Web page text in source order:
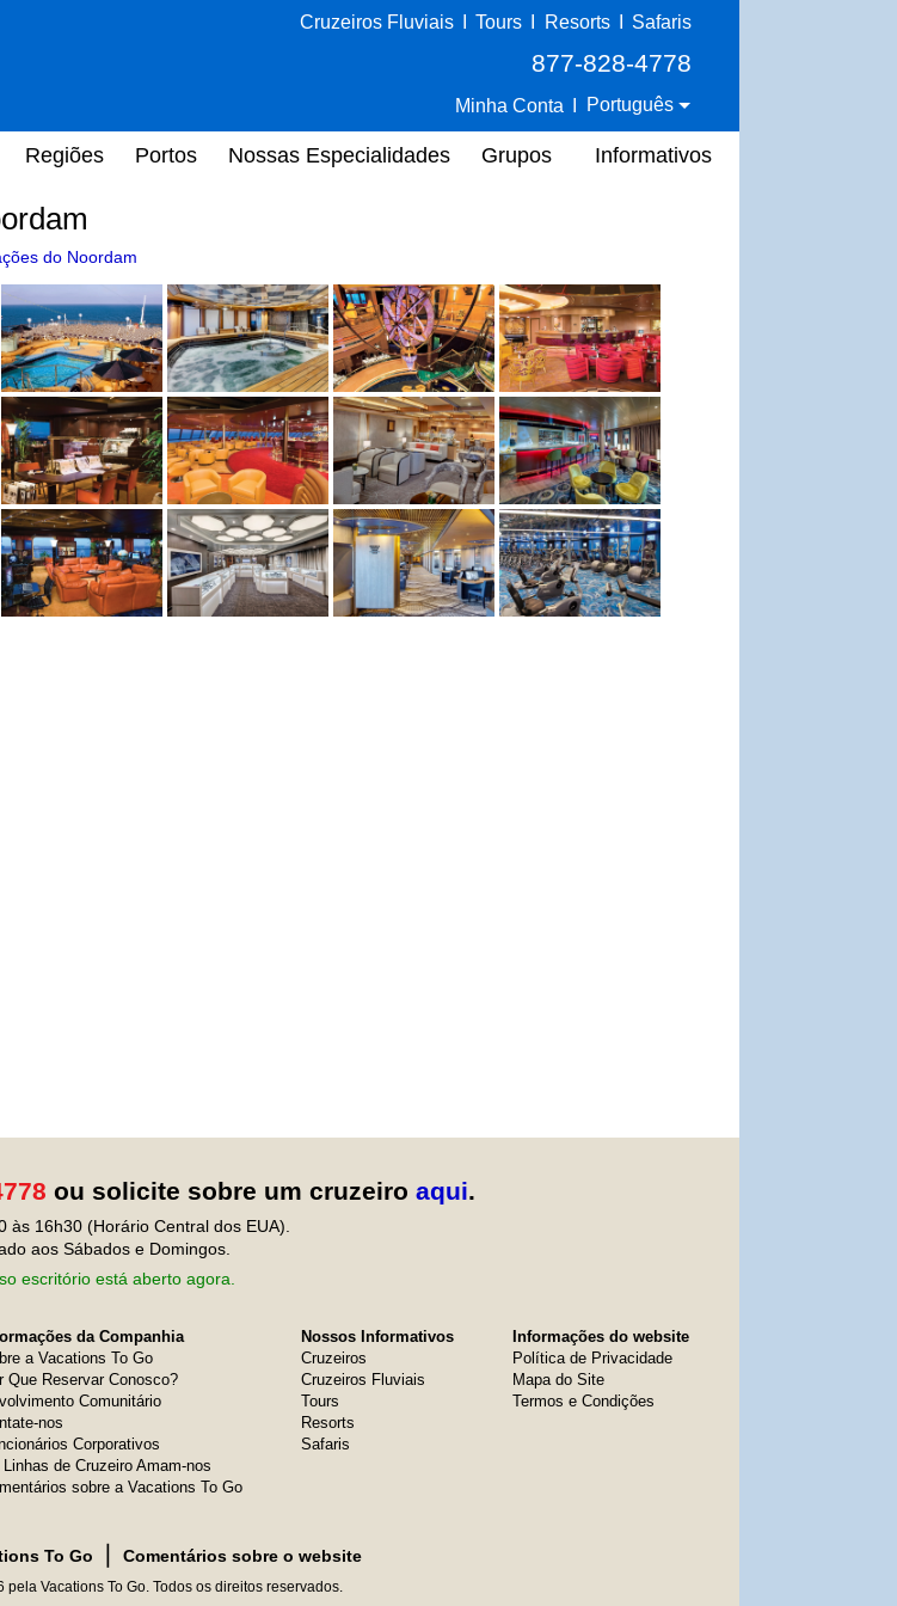
Cruzeiros Fluviais Tours Resorts Safaris
877-828-4778
Minha Conta Português
Regiões Portos Nossas Especialidades Grupos Informativos
do Noordam
ou solicite sobre um cruzeiro aqui.
às 16h30 (Horário Central dos EUA).
aos Sábados e Domingos.
escritório está aberto agora.
da Companhia
a Vacations To Go
Que Reservar Conosco?
Comunitário
nos
Corporativos
de Cruzeiro Amam-nos
sobre a Vacations To Go
Nossos Informativos
Cruzeiros
Cruzeiros Fluviais
Tours
Resorts
Safaris
Informações do website
Política de Privacidade
Mapa do Site
Termos e Condições
To Go Comentários sobre o website
Vacations To Go. Todos os direitos reservados.